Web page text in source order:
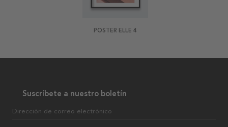
POSTER ELLE 4
Suscríbete a nuestro boletín
Dirección de correo electrónico